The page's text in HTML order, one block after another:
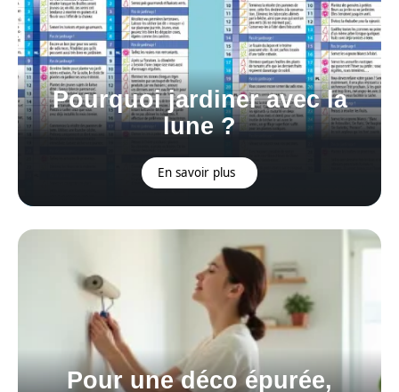
Pourquoi jardiner avec la
lune ?
En savoir plus
Pour une déco épurée,